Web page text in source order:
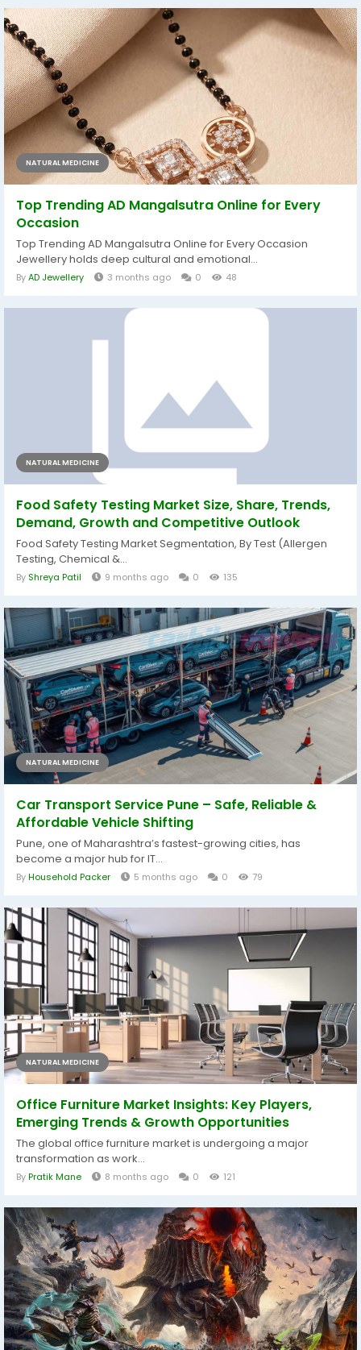
NATURAL MEDICINE
Top Trending AD Mangalsutra Online for Every
Occasion
Top Trending AD Mangalsutra Online for Every Occasion
Jewellery holds deep cultural and emotional...
ByAD Jewellery 3 months ago 0 48
NATURAL MEDICINE
Food Safety Testing Market Size, Share, Trends,
Demand, Growth and Competitive Outlook
Food Safety Testing Market Segmentation, By Test (Allergen
Testing, Chemical &...
By Shreya Patil 9 months ago 0 135
NATURAL MEDICINE
Car Transport Service Pune – Safe, Reliable &
Affordable Vehicle Shifting
Pune, one of Maharashtra’s fastest-growing cities, has
become a major hub for IT...
ByHousehold Packer 5 months ago 0 79
NATURAL MEDICINE
Office Furniture Market Insights: Key Players,
Emerging Trends & Growth Opportunities
The global office furniture market is undergoing a major
transformation as work...
ByPratik Mane 8 months ago 0 121